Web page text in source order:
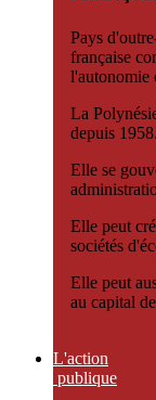
Pays
française
l'autonomie
La
depuis
Elle se
Elle peut
sociétés
Elle peut
au capital
L'action
publique